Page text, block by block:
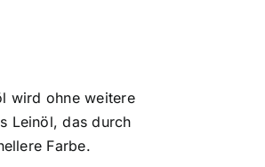
wird ohne weitere
Leinöl, das durch
Farbe.